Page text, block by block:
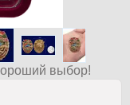
выбор!